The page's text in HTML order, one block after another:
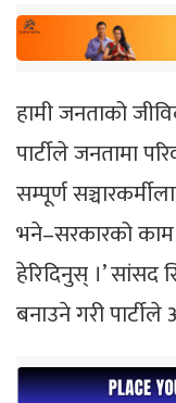
हामी जनताको
पार्टीले जनतामा
सम्पूर्ण
भने–सरकारको
हेरिदिनुस् ।’ सांसद
बनाउने गरी